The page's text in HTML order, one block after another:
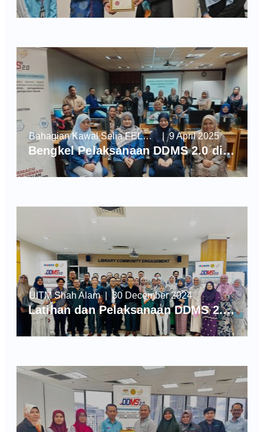
Bengkel Pelaksanaan DDMS 2.0 di Bahagian Kawal Selia FELDA, Jabatan Perdana Menteri (BKSF, JPM)
Bahagian Kawal Selia FELDA, Jabatan Perdana Menteri (BKSF, JPM) | 9 April 2025
Latihan dan Pelaksanaan DDMS 2.0 di UITM Shah Alam
UITM Shah Alam| 30 December 2024